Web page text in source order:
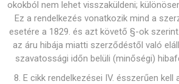
okokból nem lehet visszaküldeni;
Ez a rendelkezés vonatkozik mind a
esetére a 1829. és azt követő §-ok
az áru hibája miatti szerződéstől való
szavatossági időn belüli (minőségi)
8. E cikk rendelkezései IV. ésszerűen kell